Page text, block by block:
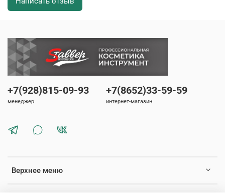
Верхнее меню
+7(928)815-09-93
менеджер
+7(8652)33-59-59
интернет-магазин